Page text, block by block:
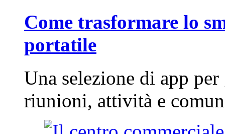
Come trasformare lo
portatile
Una selezione di app
riunioni, attività e